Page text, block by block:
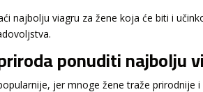
najbolju viagru za žene koja će biti i
ponuditi najbolju
jer mnoge žene traže prirodnije